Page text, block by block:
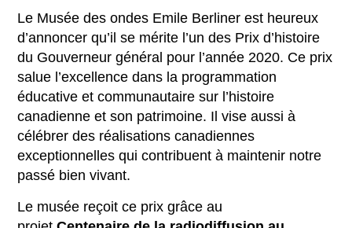
Le Musée des ondes Emile Berliner est heureux
d’annoncer qu’il se mérite l’un des Prix d’histoire
du Gouverneur général pour l’année 2020. Ce prix
salue l’excellence dans la programmation
éducative et communautaire sur l’histoire
canadienne et son patrimoine. Il vise aussi à
célébrer des réalisations canadiennes
exceptionnelles qui contribuent à maintenir notre
passé bien vivant.
Le musée reçoit ce prix grâce au